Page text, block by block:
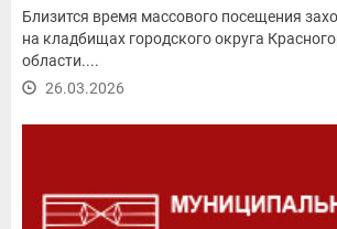
Близится время массового посещения
на кладбищах городского округа
области....
26.03.2026